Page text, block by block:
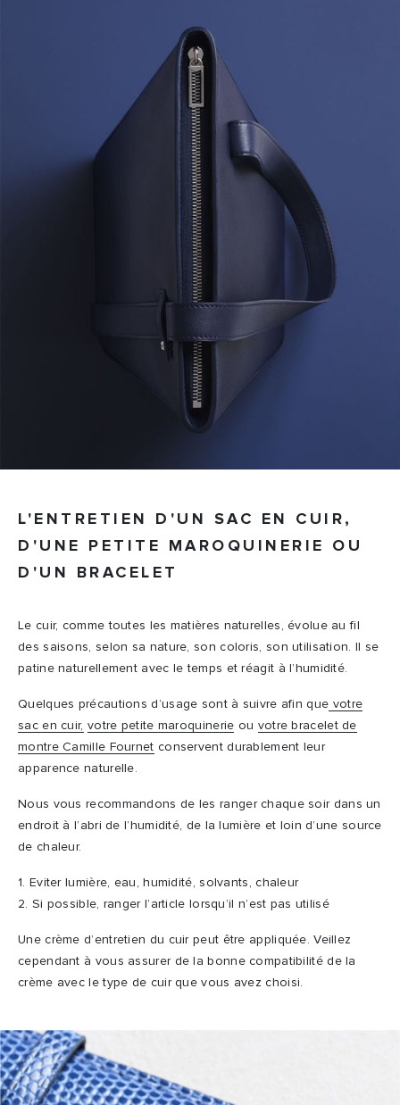
L'ENTRETIEN D'UN SAC EN CUIR,
D'UNE PETITE MAROQUINERIE OU
D'UN BRACELET
Le cuir, comme toutes les matières naturelles, évolue au fil
des saisons, selon sa nature, son coloris, son utilisation. Il se
patine naturellement avec le temps et réagit à l’humidité.
Quelques précautions d’usage sont à suivre afin que votre
sac en cuir, votre petite maroquinerie ou votre bracelet de
montre Camille Fournet conservent durablement leur
apparence naturelle.
Nous vous recommandons de les ranger chaque soir dans un
endroit à l’abri de l’humidité, de la lumière et loin d’une source
de chaleur.
1. Eviter lumière, eau, humidité, solvants, chaleur
2. Si possible, ranger l’article lorsqu’il n’est pas utilisé
Une crème d’entretien du cuir peut être appliquée. Veillez
cependant à vous assurer de la bonne compatibilité de la
crème avec le type de cuir que vous avez choisi.